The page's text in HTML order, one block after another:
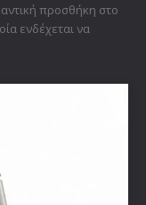
προσθήκη στο
ενδέχεται να